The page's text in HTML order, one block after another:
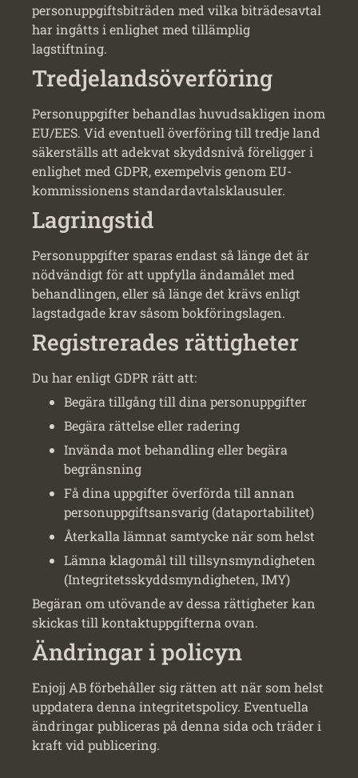
personuppgiftsbiträden med vilka biträdesavtal
har ingåtts i enlighet med tillämplig
lagstiftning.
Tredjelandsöverföring
Personuppgifter behandlas huvudsakligen inom
EU/EES. Vid eventuell överföring till tredje land
säkerställs att adekvat skyddsnivå föreligger i
enlighet med GDPR, exempelvis genom EU-
kommissionens standardavtalsklausuler.
Lagringstid
Personuppgifter sparas endast så länge det är
nödvändigt för att uppfylla ändamålet med
behandlingen, eller så länge det krävs enligt
lagstadgade krav såsom bokföringslagen.
Registrerades rättigheter
Du har enligt GDPR rätt att:
Begära tillgång till dina personuppgifter
Begära rättelse eller radering
Invända mot behandling eller begära
begränsning
Få dina uppgifter överförda till annan
personuppgiftsansvarig (dataportabilitet)
Återkalla lämnat samtycke när som helst
Lämna klagomål till tillsynsmyndigheten
(Integritetsskyddsmyndigheten, IMY)
Begäran om utövande av dessa rättigheter kan
skickas till kontaktuppgifterna ovan.
Ändringar i policyn
Enjojj AB förbehåller sig rätten att när som helst
uppdatera denna integritetspolicy. Eventuella
ändringar publiceras på denna sida och träder i
kraft vid publicering.